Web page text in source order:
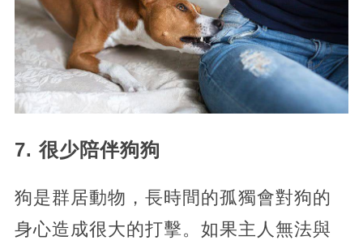
7. 很少陪伴狗狗
狗是群居動物，長時間的孤獨會對狗的
身心造成很大的打擊。如果主人無法與